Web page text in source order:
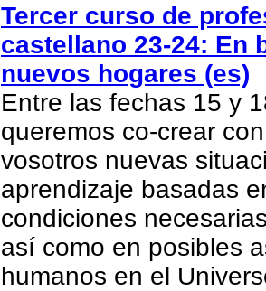
Tercer curso de
castellano 23-24: En
nuevos hogares (es)
Entre las fechas 15 y
queremos co-crear
vosotros nuevas
aprendizaje basadas
condiciones
así como en posibles
humanos en el